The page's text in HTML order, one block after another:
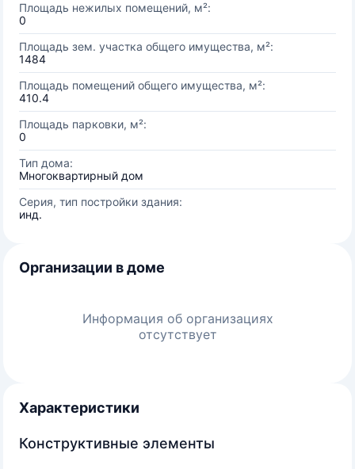
Площадь нежилых помещений, м²:
0
Площадь зем. участка общего имущества, м²:
1484
Площадь помещений общего имущества, м²:
410.4
Площадь парковки, м²:
0
Тип дома:
Многоквартирный дом
Серия, тип постройки здания:
инд.
Организации в доме
Информация об организациях
отсутствует
Характеристики
Конструктивные элементы